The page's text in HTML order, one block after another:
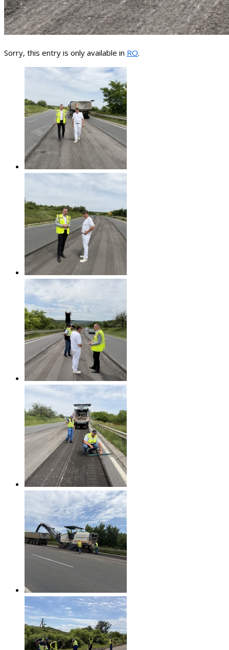
Sorry, this entry is only available in RO.